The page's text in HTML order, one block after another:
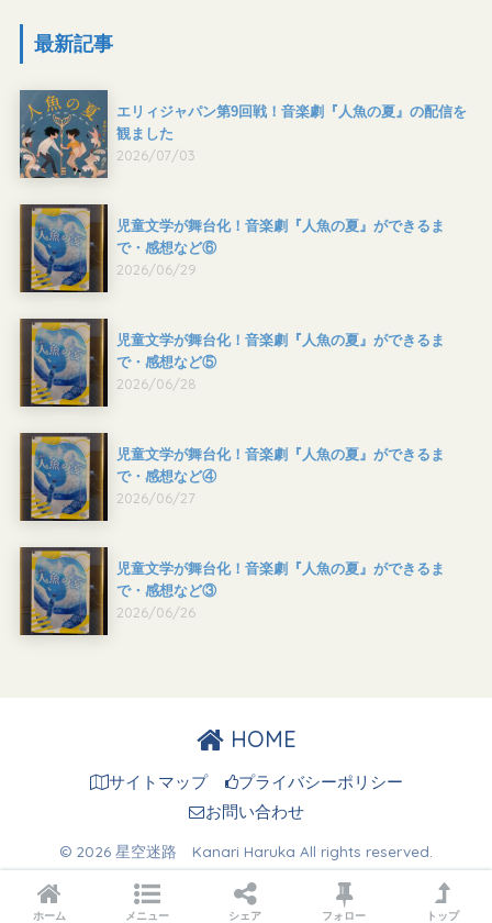
最新記事
エリィジャパン第9回戦！音楽劇『人魚の夏』の配信を
観ました
2026/07/03
児童文学が舞台化！音楽劇『人魚の夏』ができるま
で・感想など⑥
2026/06/29
児童文学が舞台化！音楽劇『人魚の夏』ができるま
で・感想など⑤
2026/06/28
児童文学が舞台化！音楽劇『人魚の夏』ができるま
で・感想など④
2026/06/27
児童文学が舞台化！音楽劇『人魚の夏』ができるま
で・感想など③
2026/06/26
HOME
サイトマップ
プライバシーポリシー
お問い合わせ
© 2026 星空迷路 Kanari Haruka All rights reserved.
ホーム メニュー シェア フォロー トップ